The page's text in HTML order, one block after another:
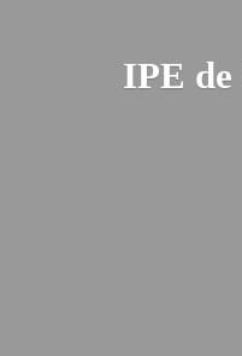
IPE de